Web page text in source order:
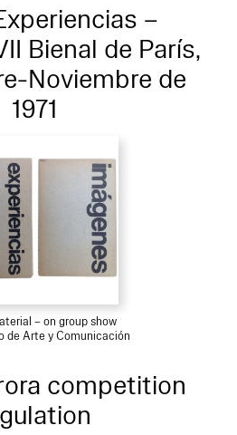
–
Bienal de París,
Noviembre de
1971
– on group show
de Arte y Comunicación
competition